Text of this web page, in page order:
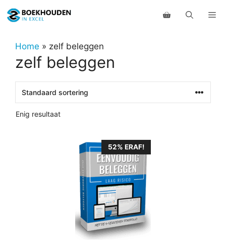
naar
inhoudHome » zelf beleggen
zelf beleggen
Enig resultaat
52% ERAF!